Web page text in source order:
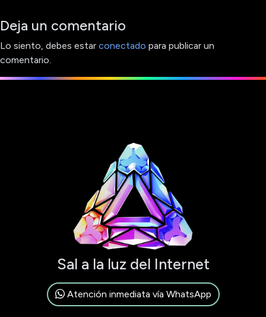
Deja un comentario
Lo siento, debes estar conectado para publicar un
comentario.
Sal a la luz del Internet
Atención inmediata vía WhatsApp